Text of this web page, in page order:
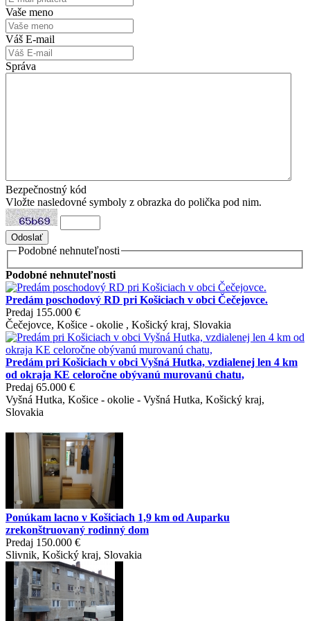
Vaše meno
Váš E-mail
Správa
Bezpečnostný kód
Vložte nasledovné symboly z obrazka do polička pod nim.
Podobné nehnuteľnosti
Podobné nehnuteľnosti
Predám poschodový RD pri Košiciach v obci Čečejovce.
Predaj 155.000 €
Čečejovce, Košice - okolie , Košický kraj, Slovakia
Predám pri Košiciach v obci Vyšná Hutka, vzdialenej len 4 km
od okraja KE celoročne obývanú murovanú chatu,
Predaj 65.000 €
Vyšná Hutka, Košice - okolie - Vyšná Hutka, Košický kraj,
Slovakia
Ponúkam lacno v Košiciach 1,9 km od Auparku
zrekonštruovaný rodinný dom
Predaj 150.000 €
Slivnik, Košický kraj, Slovakia